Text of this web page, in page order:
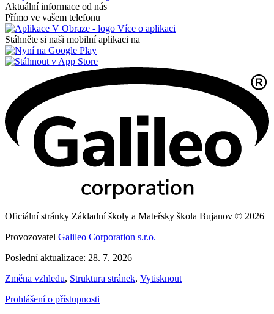
Aktuální informace od nás
Přímo ve vašem telefonu
Více o aplikaci
Stáhněte si naši mobilní aplikaci na
Oficiální stránky Základní školy a Mateřsky škola Bujanov © 2026
Provozovatel Galileo Corporation s.r.o.
Poslední aktualizace: 28. 7. 2026
Změna vzhledu, Struktura stránek, Vytisknout
Prohlášení o přístupnosti